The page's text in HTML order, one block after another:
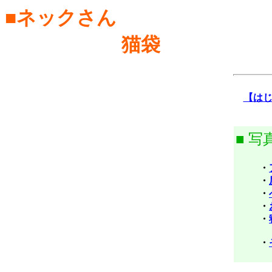
■ネックさん
猫袋
【は
■ 写
・
・
・
・
・
・